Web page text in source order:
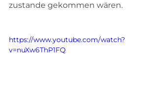
zustande gekommen wären.
https://www.youtube.com/watch?
v=nuXw6ThP1FQ